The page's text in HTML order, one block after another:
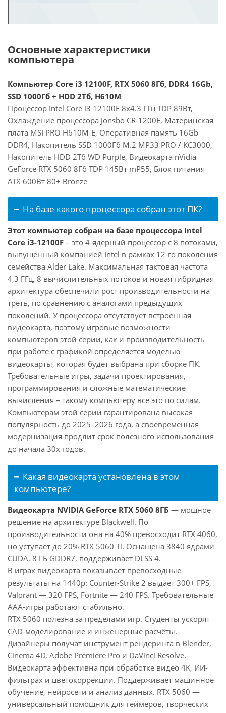
Основные характеристики
компьютера
Компьютер Core i3 12100F, RTX 5060 8Гб, DDR4 16Gb,
SSD 1000Гб + HDD 2Тб, H610M
Процессор Intel Core i3 12100F 8x4.3 ГГц TDP 89Вт,
Охлаждение процессора Jonsbo CR-1200E, Материнская
плата MSI PRO H610M-E, Оперативная память 16Gb
DDR4, Накопитель SSD 1000Гб M.2 MP33 PRO / KC3000,
Накопитель HDD 2Тб WD Purple, Видеокарта nVidia
GeForce RTX 5060 8Гб TDP 145Вт mP55, Блок питания
ATX 600Вт 80+ Bronze
На базе какого процессора собран этот ПК?
Этот компьютер собран на базе процессора Intel
Core i3-12100F – это 4-ядерный процессор с 8 потоками,
выпущенный компанией Intel в рамках 12-го поколения
семейства Alder Lake. Максимальная тактовая частота
4,3 ГГц, 8 вычислительных потоков и новая гибридная
архитектура обеспечили рост производительности на
треть, по сравнению с аналогами предыдущих
поколений. У процессора отсутствует встроенная
видеокарта, поэтому игровые возможности
компьютеров этой серии, как и производительность
при работе с графикой определяется моделью
видеокарты, которая будет выбрана при сборке ПК.
Требовательные игры, задачи проектирования,
программирования и сложные математические
вычисления – такому компьютеру все это по силам.
Компьютерам этой серии гарантирована высокая
популярность до 2025–2026 года, а своевременная
модернизация продлит срок полезного использования
до начала 30х годов.
Какая видеокарта установлена в этом
компьютере?
Видеокарта NVIDIA GeForce RTX 5060 8ГБ — мощное
решение на архитектуре Blackwell. По
производительности она на 40% превосходит RTX 4060,
но уступает до 20% RTX 5060 Ti. Оснащена 3840 ядрами
CUDA, 8 ГБ GDDR7, поддерживает DLSS 4.
В играх видеокарта показывает превосходные
результаты на 1440p: Counter-Strike 2 выдаёт 300+ FPS,
Valorant — 320 FPS, Fortnite — 240 FPS. Требовательные
AAA-игры работают стабильно.
RTX 5060 полезна за пределами игр. Студенты ускорят
CAD-моделирование и инженерные расчёты.
Дизайнеры получат инструмент рендеринга в Blender,
Cinema 4D, Adobe Premiere Pro и DaVinci Resolve.
Видеокарта эффективна при обработке видео 4K, ИИ-
фильтрах и цветокоррекции. Поддерживает машинное
обучение, нейросети и анализ данных. RTX 5060 —
универсальный помощник для геймеров, творческих